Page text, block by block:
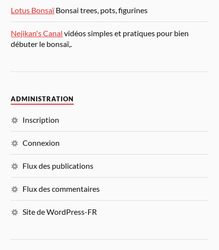
Lotus BonsaïBonsai trees, pots, figurines
Nejikan's Canal vidéos simples et pratiques pour bien
débuter le bonsaï,.
ADMINISTRATION
Inscription
Connexion
Flux des publications
Flux des commentaires
Site de WordPress-FR